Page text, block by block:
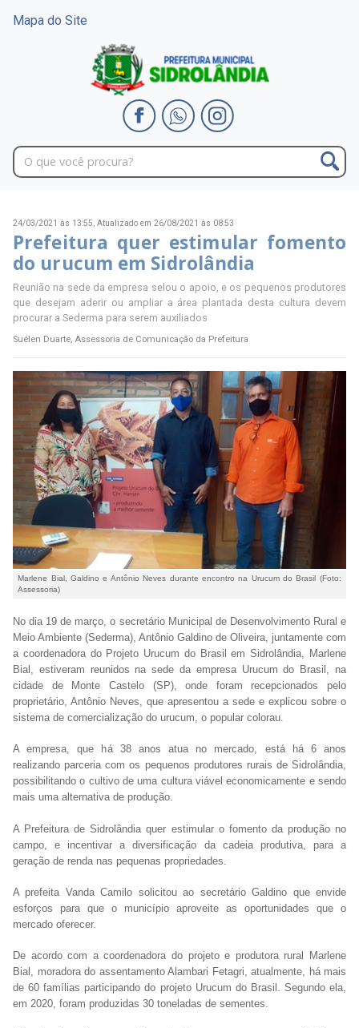
Mapa do Site
24/03/2021 às 13:55, Atualizado em 26/08/2021 às 08:53
Prefeitura quer estimular fomento
do urucum em Sidrolândia
Reunião na sede da empresa selou o apoio, e os pequenos produtores
que desejam aderir ou ampliar a área plantada desta cultura devem
procurar a Sederma para serem auxiliados
Suélen Duarte, Assessoria de Comunicação da Prefeitura
Marlene Bial, Galdino e Antônio Neves durante encontro na Urucum do Brasil (Foto:
Assessoria)
No dia 19 de março, o secretário Municipal de Desenvolvimento Rural e
Meio Ambiente (Sederma), Antônio Galdino de Oliveira, juntamente com
a coordenadora do Projeto Urucum do Brasil em Sidrolândia, Marlene
Bial, estiveram reunidos na sede da empresa Urucum do Brasil, na
cidade de Monte Castelo (SP), onde foram recepcionados pelo
proprietário, Antônio Neves, que apresentou a sede e explicou sobre o
sistema de comercialização do urucum, o popular colorau.
A empresa, que há 38 anos atua no mercado, está há 6 anos
realizando parceria com os pequenos produtores rurais de Sidrolândia,
possibilitando o cultivo de uma cultura viável economicamente e sendo
mais uma alternativa de produção.
A Prefeitura de Sidrolândia quer estimular o fomento da produção no
campo, e incentivar a diversificação da cadeia produtiva, para a
geração de renda nas pequenas propriedades.
A prefeita Vanda Camilo solicitou ao secretário Galdino que envide
esforços para que o município aproveite as oportunidades que o
mercado oferecer.
De acordo com a coordenadora do projeto e produtora rural Marlene
Bial, moradora do assentamento Alambari Fetagri, atualmente, há mais
de 60 famílias participando do projeto Urucum do Brasil. Segundo ela,
em 2020, foram produzidas 30 toneladas de sementes.